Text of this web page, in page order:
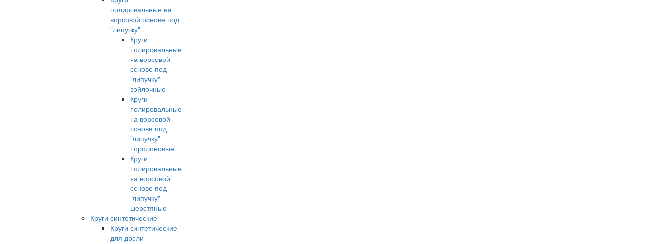
полировальные на
ворсовой основе под
"липучку"
Круги
полировальные
на ворсовой
основе под
"липучку"
войлочные
Круги
полировальные
на ворсовой
основе под
"липучку"
поролоновые
Круги
полировальные
на ворсовой
основе под
"липучку"
шерстяные
Круги синтетические
Круги синтетические
для дрели